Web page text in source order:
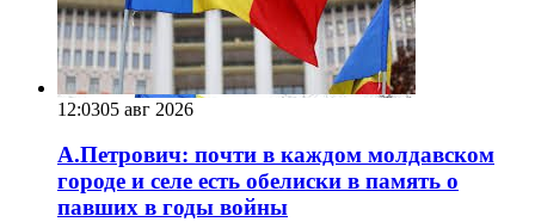
12:0305 авг 2026
А.Петрович: почти в каждом молдавском
городе и селе есть обелиски в память о
павших в годы войны